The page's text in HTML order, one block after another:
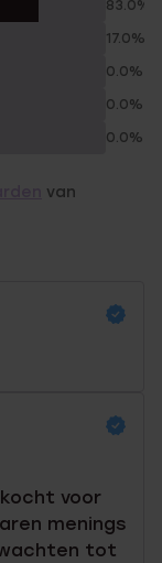
83.0%
17.0%
0.0%
0.0%
0.0%
van
voor
menings
tot